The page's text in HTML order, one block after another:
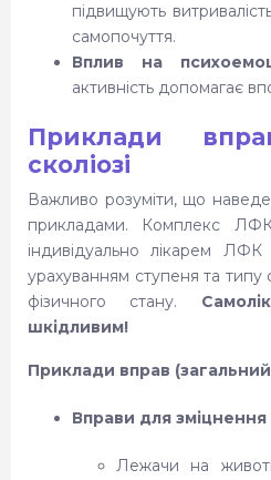
підвищують
самопочуття.
Вплив на
активність допомагає
Приклади
сколіозі
Важливо розуміти, що
прикладами. Комплекс
індивідуально лікарем ЛФК
урахуванням ступеня та типу
фізичного стану.
шкідливим!
Приклади вправ
Вправи для зміцнення
Лежачи на